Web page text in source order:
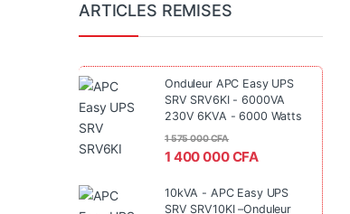
ARTICLES REMISES
Onduleur APC Easy UPS
SRV SRV6KI - 6000VA
230V 6KVA - 6000 Watts
1 400 000CFA
1 575 000CFA
10kVA - APC Easy UPS
SRV SRV10KI –Onduleur